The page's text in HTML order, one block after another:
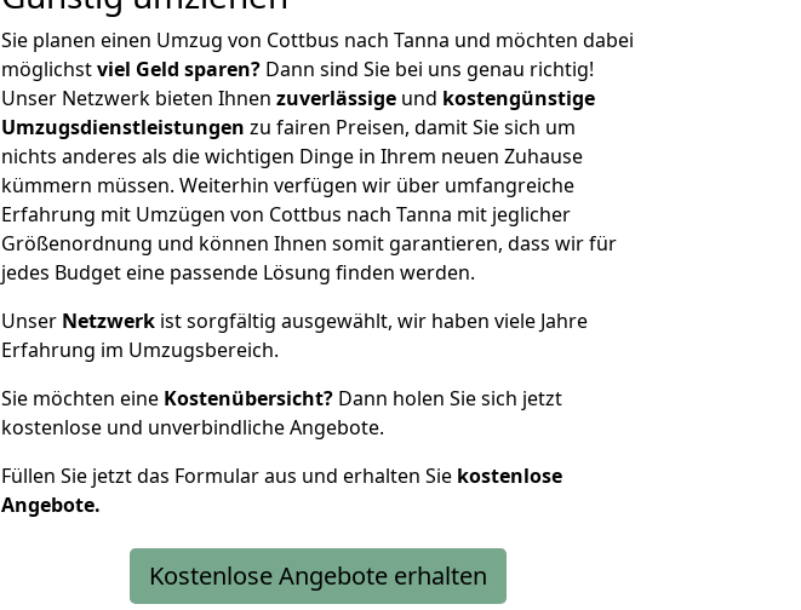
Sie planen einen Umzug von Cottbus nach Tanna und möchten dabei
möglichstviel Geld sparen? Dann sind Sie bei uns genau richtig!
Unser Netzwerk bieten Ihnen zuverlässige und kostengünstige
Umzugsdienstleistungen zu fairen Preisen, damit Sie sich um
nichts anderes als die wichtigen Dinge in Ihrem neuen Zuhause
kümmern müssen. Weiterhin verfügen wir über umfangreiche
Erfahrung mit Umzügen von Cottbus nach Tanna mit jeglicher
Größenordnung und können Ihnen somit garantieren, dass wir für
jedes Budget eine passende Lösung finden werden.
Unser Netzwerk ist sorgfältig ausgewählt, wir haben viele Jahre
Erfahrung im Umzugsbereich.
Sie möchten eine Kostenübersicht? Dann holen Sie sich jetzt
kostenlose und unverbindliche Angebote.
Füllen Sie jetzt das Formular aus und erhalten Sie kostenlose
Angebote.
Kostenlose Angebote erhalten